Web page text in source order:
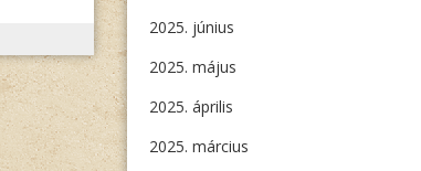
WAGGERL:
TÖRTÉNT
HOGY”
2025. június
2025. május
2025. április
2025. március